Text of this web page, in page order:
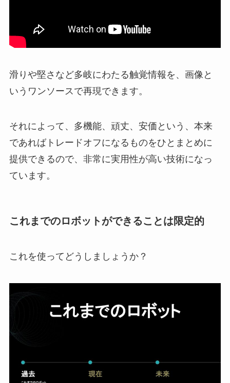
滑りや堅さなど多岐にわたる触覚情報を、画像と
いうワンソースで再現できます。
それによって、多機能、頑丈、安価という、本来
であればトレードオフになるものをひとまとめに
提供できるので、非常に実用性が高い技術になっ
ています。
これまでのロボットができることは限定的
これを使ってどうしましょうか？